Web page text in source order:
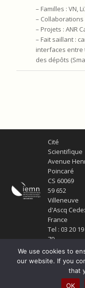
– Familles : VN,
– Collaborations :
– Projets : ANR
– Fait saillant :
interfaces entre
des dépôts
Cité
Scientifique
Avenue
Poincaré
CS 60069
59 652
Villeneuve
d'Ascq
France
Tel : 03 20
79
Copyright Service ECM et
We use cookies to
our website. If you
that
OK